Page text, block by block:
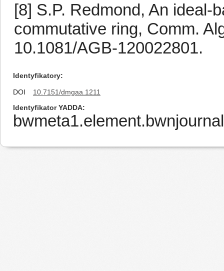
[8] S.P. Redmond, An ideal-
commutative ring, Comm.
10.1081/AGB-120022801.
Identyfikatory
DOI
10.7151/dmgaa.1211
Identyfikator YADDA